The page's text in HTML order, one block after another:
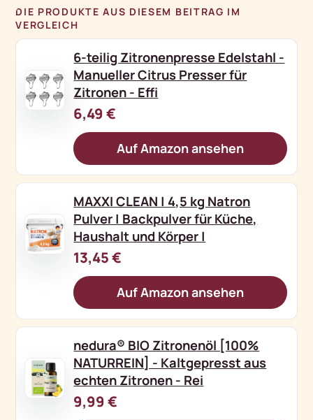
DIE PRODUKTE AUS DIESEM BEITRAG IM
VERGLEICH
6-teilig Zitronenpresse Edelstahl -
Manueller Citrus Presser für
Zitronen - Effi
6,49 €
Auf Amazon ansehen
MAXXI CLEAN | 4,5 kg Natron
Pulver | Backpulver für Küche,
Haushalt und Körper |
13,45 €
Auf Amazon ansehen
nedura® BIO Zitronenöl [100%
NATURREIN] - Kaltgepresst aus
echten Zitronen - Rei
9,99 €